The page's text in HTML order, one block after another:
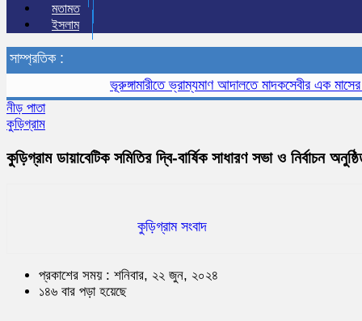
মতামত
ইসলাম
সাম্প্রতিক :
ভূরুঙ্গামারীতে ভ্রাম্যমাণ আদালতে মাদকসেবীর এক মাসের
নীড় পাতা
কুড়িগ্রাম
কুড়িগ্রাম ডায়াবেটিক সমিতির দ্বি-বার্ষিক সাধারণ সভা ও নির্বাচন
কুড়িগ্রাম সংবাদ
প্রকাশের সময় : শনিবার, ২২ জুন, ২০২৪
১৪৬ বার পড়া হয়েছে